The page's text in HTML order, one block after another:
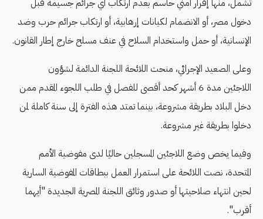
تشمل، منها ​إقرار أمني حاسم بعدم ارتكاب أي جرائم جسيمة قبل
دخول مصر، أو الانضمام لكيانات إرهابية، أو ارتكاب جرائم حرب وضد
الإنسانية، أو حمل واستخدام السلاح في عنف مسلح خارج إطار القانون.
وعلى الصعيد الإجرائي، منحت اللائحة اللجنة الدائمة لشؤون
اللاجئين مدة 6 أشهر كحد أقصى للفصل في طلب اللجوء المقدم ممن
دخل البلاد بطريقة مشروعة، بينما تمتد هذه الفترة إلى سنة كاملة لمن
دخلوا بطريقة غير مشروعة.
وفيما يخص وضع اللاجئين المسجلين حاليًا لدى مفوضية الأمم
المتحدة، نصت اللائحة على استمرار العمل ببطاقات المفوضية السارية
لحين انتهاء صلاحيتها أو صدور وثائق اللجنة المصرية الجديدة "أيهما
أقرب".